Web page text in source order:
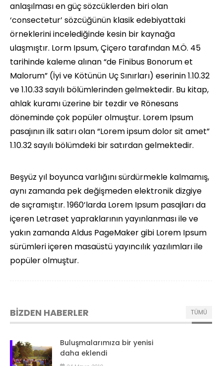
anlaşılması en güç sözcüklerden biri olan
‘consectetur’ sözcüğünün klasik edebiyattaki
örneklerini incelediğinde kesin bir kaynağa
ulaşmıştır. Lorm Ipsum, Çiçero tarafından M.Ö. 45
tarihinde kaleme alınan “de Finibus Bonorum et
Malorum” (İyi ve Kötünün Uç Sınırları) eserinin 1.10.32
ve 1.10.33 sayılı bölümlerinden gelmektedir. Bu kitap,
ahlak kuramı üzerine bir tezdir ve Rönesans
döneminde çok popüler olmuştur. Lorem Ipsum
pasajının ilk satırı olan “Lorem ipsum dolor sit amet”
1.10.32 sayılı bölümdeki bir satırdan gelmektedir.
Beşyüz yıl boyunca varlığını sürdürmekle kalmamış,
aynı zamanda pek değişmeden elektronik dizgiye
de sıçramıştır. 1960’larda Lorem Ipsum pasajları da
içeren Letraset yapraklarının yayınlanması ile ve
yakın zamanda Aldus PageMaker gibi Lorem Ipsum
sürümleri içeren masaüstü yayıncılık yazılımları ile
popüler olmuştur.
BİZDEN HABERLER TÜMÜ
Buluşmalarımıza bir yenisi
daha eklendi